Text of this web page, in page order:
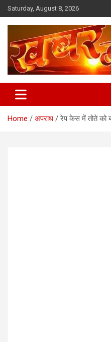
Skip
to
content
Saturday, August 8, 2026
Khabar Dwar
Home अपराध रेप केस में तोते को